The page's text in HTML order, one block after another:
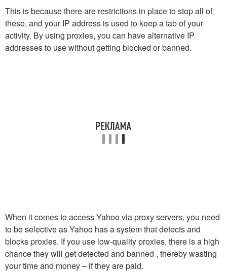
This is because there are restrictions in place to stop all of
these, and your IP address is used to keep a tab of your
activity. By using proxies, you can have alternative IP
addresses to use without getting blocked or banned.
When it comes to access Yahoo via proxy servers, you need
to be selective as Yahoo has a system that detects and
blocks proxies. If you use low-quality proxies, there is a high
chance they will get detected and banned , thereby wasting
your time and money – if they are paid.